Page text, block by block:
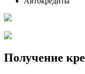
Получение